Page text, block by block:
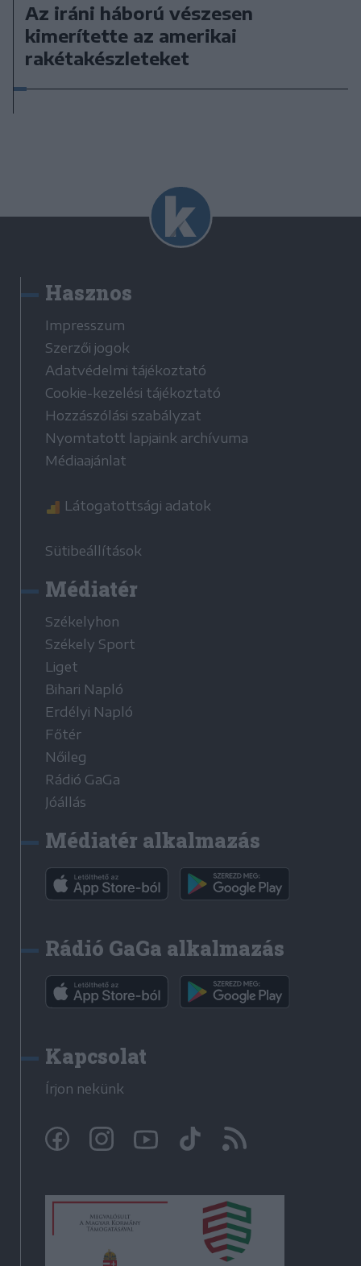
Az iráni háború vészesen
kimerítette az amerikai
rakétakészleteket
Hasznos
Impresszum
Szerzői jogok
Adatvédelmi tájékoztató
Cookie-kezelési tájékoztató
Hozzászólási szabályzat
Nyomtatott lapjaink archívuma
Médiaajánlat
Látogatottsági adatok
Sütibeállítások
Médiatér
Székelyhon
Székely Sport
Liget
Bihari Napló
Erdélyi Napló
Főtér
Nőileg
Rádió GaGa
Jóállás
Médiatér alkalmazás
Rádió GaGa alkalmazás
Kapcsolat
Írjon nekünk